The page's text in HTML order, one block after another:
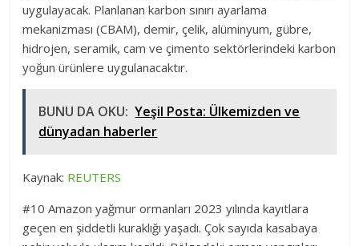
uygulayacak. Planlanan karbon sınırı ayarlama
mekanizması (CBAM), demir, çelik, alüminyum, gübre,
hidrojen, seramik, cam ve çimento sektörlerindeki karbon
yoğun ürünlere uygulanacaktır.
BUNU DA OKU: Yeşil Posta: Ülkemizden ve
dünyadan haberler
Kaynak: REUTERS
#10 Amazon yağmur ormanları 2023 yılında kayıtlara
geçen en şiddetli kuraklığı yaşadı. Çok sayıda kasabaya